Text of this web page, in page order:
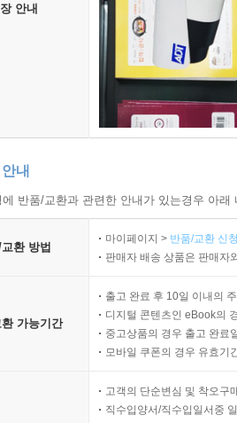
안내
내
반품/교환과 관련한 안내가 있는경우 아
환 방법
마이페이지 > 반품/교환 신
판매자 배송 상품은 판매자
가능기간
출고 완료 후 10일 이내의
디지털 콘텐츠인 eBook의
중고상품의 경우 출고 완료
모바일 쿠폰의 경우 유효기
고객의 단순변심 및 착오구
직수입양서/직수입일서중